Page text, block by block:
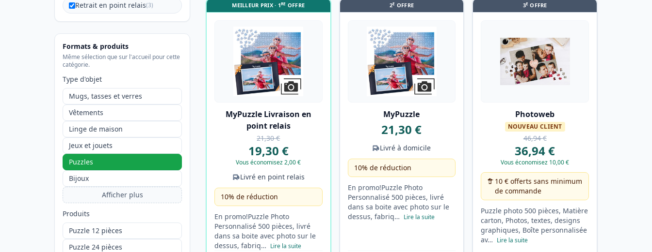
Retrait en point relais(3)
Formats & produits
Même sélection que sur l'accueil pour cette
catégorie.
Type d'objet
Mugs, tasses et verres
Vêtements
Linge de maison
Jeux et jouets
Puzzles
Bijoux
Afficher plus
Produits
Puzzle 12 pièces
Puzzle 24 pièces
MEILLEUR PRIX · 1RE OFFRE
MyPuzzle Livraison en
point relais
21,30 €
19,30 €
Vous économisez 2,00 €
Livré en point relais
10% de réduction
En promo!Puzzle Photo
Personnalisé 500 pièces, livré
dans sa boite avec photo sur le
dessus, fabriq… Lire la suite
2E OFFRE
MyPuzzle
21,30 €
Livré à domicile
10% de réduction
En promo!Puzzle Photo
Personnalisé 500 pièces, livré
dans sa boite avec photo sur le
dessus, fabriq… Lire la suite
3E OFFRE
Photoweb
NOUVEAU CLIENT
46,94 €
36,94 €
Vous économisez 10,00 €
10 € offerts sans minimum
de commande
Puzzle photo 500 pièces, Matière
carton, Photos, textes, designs
graphiques, Boîte personnalisée
av… Lire la suite